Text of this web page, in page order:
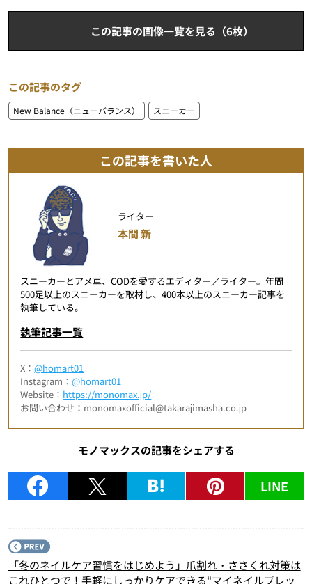
この記事の画像一覧を見る（6枚）
この記事のタグ
New Balance（ニューバランス） スニーカー
この記事を書いた人
ライター
本間 新
スニーカーとアメ車、CODを愛するエディター／ライター。年間
500足以上のスニーカーを取材し、400本以上のスニーカー記事を
執筆している。
執筆記事一覧
X：@homart01
Instagram：@homart01
Website： https://monomax.jp/
お問い合わせ：monomaxofficial@takarajimasha.co.jp
モノマックスの記事をシェアする
LINE
「冬のネイルケア習慣をはじめよう」爪割れ・ささくれ対策は
これひとつで！手軽にしっかりケアできる“マイネイルプレッ